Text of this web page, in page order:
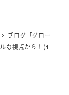
ブログ「グロー
ルな視点から！(4